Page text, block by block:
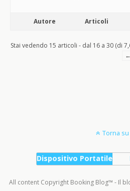
Autore Articoli
Stai vedendo 15 articoli - dal 16 a 30 (di
←
Torna su
Dispositivo Portatile
All content Copyright Booking Blog™ - Il